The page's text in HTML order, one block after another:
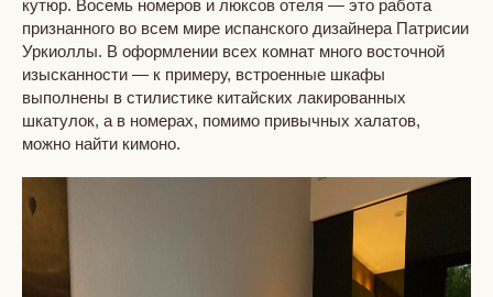
кутюр. Восемь номеров и люксов отеля — это работа
признанного во всем мире испанского дизайнера Патрисии
Уркиоллы. В оформлении всех комнат много восточной
изысканности — к примеру, встроенные шкафы
выполнены в стилистике китайских лакированных
шкатулок, а в номерах, помимо привычных халатов,
можно найти кимоно.